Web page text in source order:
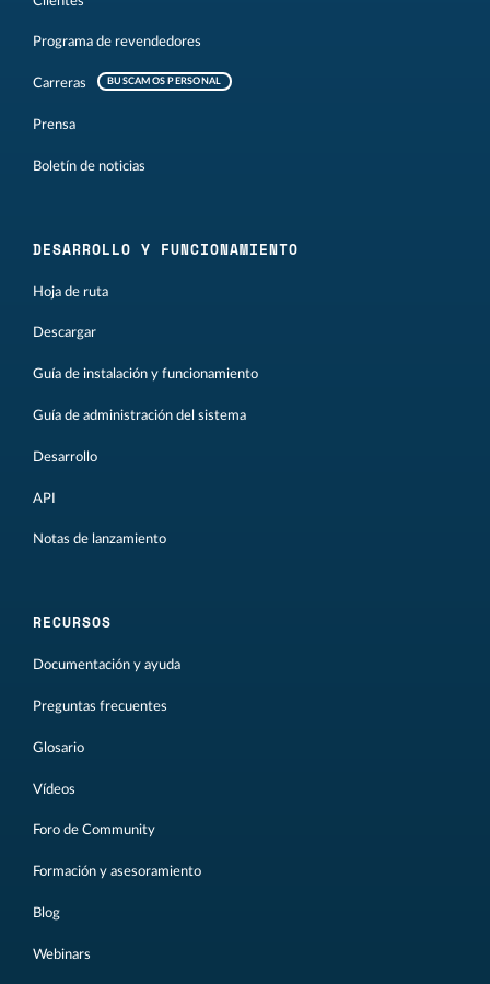
Programa de revendedores
Carreras BUSCAMOS PERSONAL
Prensa
Boletín de noticias
DESARROLLO Y FUNCIONAMIENTO
Hoja de ruta
Descargar
Guía de instalación y funcionamiento
Guía de administración del sistema
Desarrollo
API
Notas de lanzamiento
RECURSOS
Documentación y ayuda
Preguntas frecuentes
Glosario
Vídeos
Foro de Community
Formación y asesoramiento
Blog
Webinars